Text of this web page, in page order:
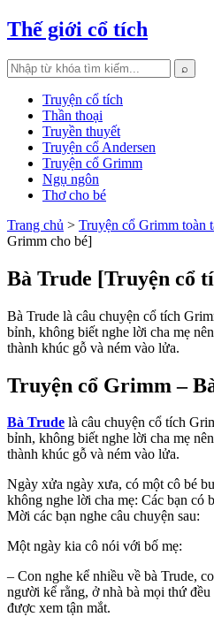
Thế giới cổ tích
⌕
Truyện cổ tích
Thần thoại
Truyền thuyết
Truyện cổ Andersen
Truyện cổ Grimm
Ngụ ngôn
Thơ cho bé
Trang chủ > Truyện cổ Grimm toàn
Grimm cho bé]
Bà Trude [Truyện cổ
Bà Trude là câu chuyện cổ tích
bỉnh, không biết nghe lời cha mẹ
thành khúc gỗ và ném vào lửa.
Truyện cổ Grimm –
Bà Trude là câu chuyện cổ tích
bỉnh, không biết nghe lời cha mẹ
thành khúc gỗ và ném vào lửa.
Ngày xửa ngày xưa, có một cô bé
không nghe lời cha mẹ: Các bạn có
Mời các bạn nghe câu chuyện sau:
Một ngày kia cô nói với bố mẹ:
– Con nghe kể nhiều về bà Trude,
người kể rằng, ở nhà bà mọi thứ
được xem tận mắt.